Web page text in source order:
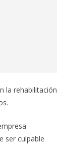
la rehabilitación
ser culpable